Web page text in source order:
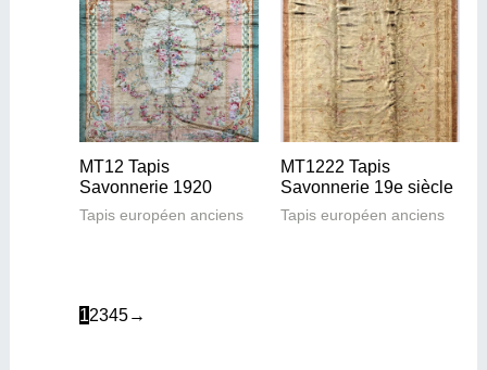
MT12 Tapis
Savonnerie 1920
Tapis européen anciens
MT1222 Tapis
Savonnerie 19e siècle
Tapis européen anciens
12345→